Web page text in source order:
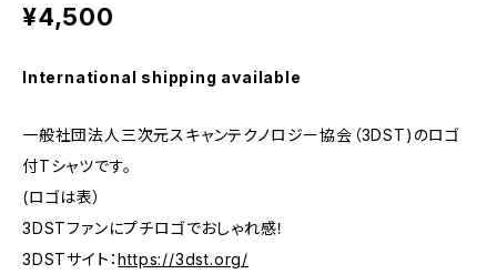
¥4,500
International shipping available
一般社団法人三次元スキャンテクノロジー協会（3DST)のロゴ
付Tシャツです。
(ロゴは表）
3DSTファンにプチロゴでおしゃれ感！
3DSTサイト：https://3dst.org/